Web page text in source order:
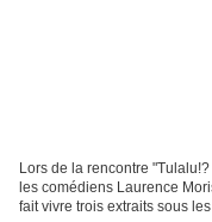
Lors de la rencontre
les comédiens Laurence
fait vivre trois extraits sous